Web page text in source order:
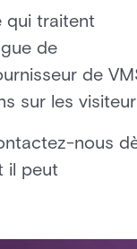
qui traitent
de
de
sur les
nous
il peut